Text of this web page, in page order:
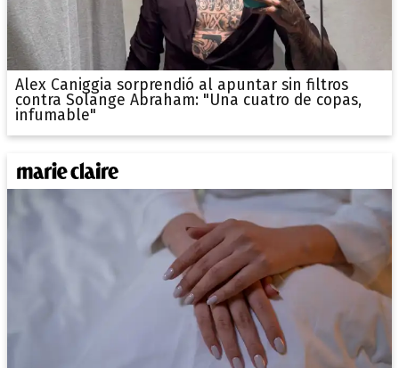
Alex Caniggia sorprendió al apuntar sin filtros
contra Solange Abraham: "Una cuatro de copas,
infumable"